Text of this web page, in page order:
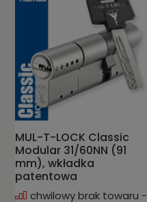
MUL-T-LOCK Classic
Modular 31/60NN (91
mm), wkładka
patentowa
chwilowy brak towaru -